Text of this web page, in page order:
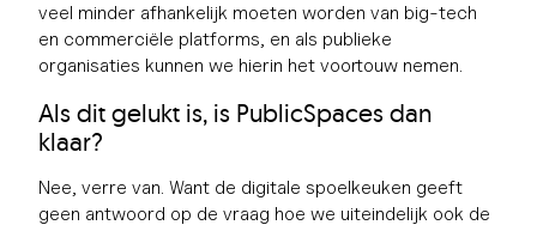
veel minder afhankelijk moeten worden van big-tech
en commerciële platforms, en als publieke
organisaties kunnen we hierin het voortouw nemen.
Als dit gelukt is, is PublicSpaces dan
klaar?
Nee, verre van. Want de digitale spoelkeuken geeft
geen antwoord op de vraag hoe we uiteindelijk ook de